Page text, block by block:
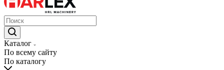
Каталог
По всему сайту
По каталогу